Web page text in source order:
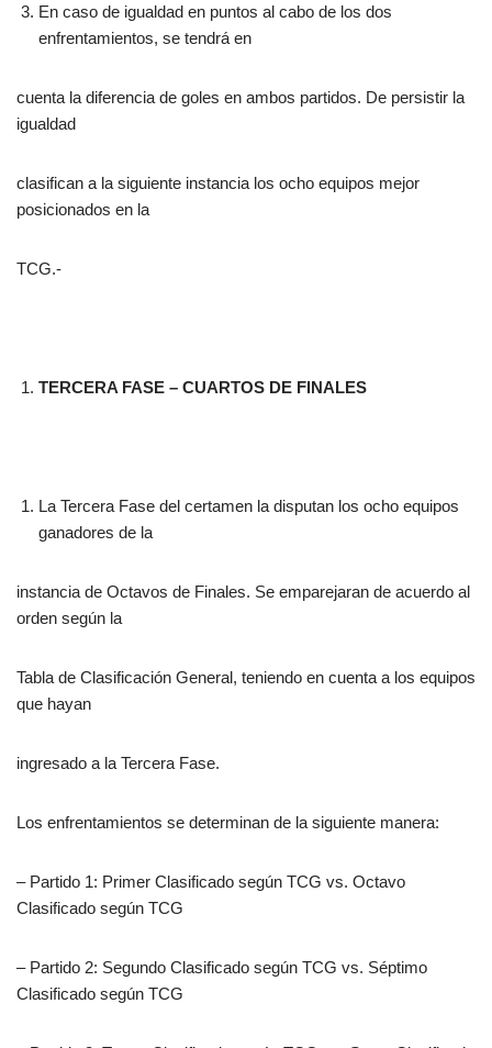
En caso de igualdad en puntos al cabo de los dos
enfrentamientos, se tendrá en
cuenta la diferencia de goles en ambos partidos. De persistir la
igualdad
clasifican a la siguiente instancia los ocho equipos mejor
posicionados en la
TCG.-
TERCERA FASE – CUARTOS DE FINALES
La Tercera Fase del certamen la disputan los ocho equipos
ganadores de la
instancia de Octavos de Finales. Se emparejaran de acuerdo al
orden según la
Tabla de Clasificación General, teniendo en cuenta a los equipos
que hayan
ingresado a la Tercera Fase.
Los enfrentamientos se determinan de la siguiente manera:
– Partido 1: Primer Clasificado según TCG vs. Octavo
Clasificado según TCG
– Partido 2: Segundo Clasificado según TCG vs. Séptimo
Clasificado según TCG